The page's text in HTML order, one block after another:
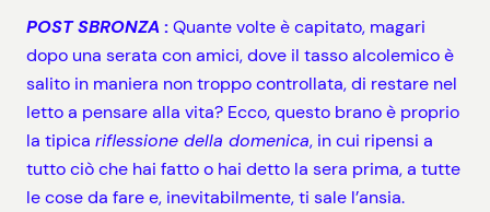
POST SBRONZA:Quante volte è capitato, magari
dopo una serata con amici, dove il tasso alcolemico è
salito in maniera non troppo controllata, di restare nel
letto a pensare alla vita? Ecco, questo brano è proprio
la tipica riflessione della domenica, in cui ripensi a
tutto ciò che hai fatto o hai detto la sera prima, a tutte
le cose da fare e, inevitabilmente, ti sale l’ansia.